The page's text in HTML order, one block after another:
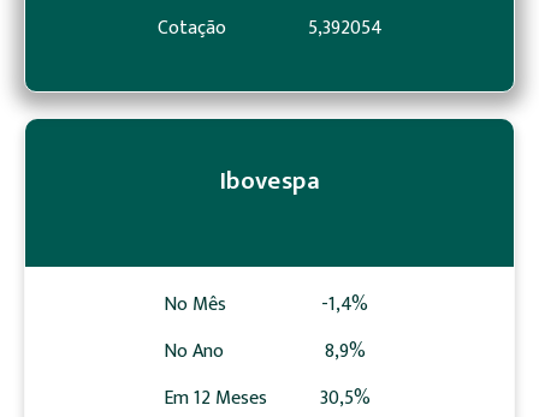
Ibovespa
No Mês
No Ano
Em 12 Meses
-1,4%
8,9%
30,5%
Cotação
5,392054